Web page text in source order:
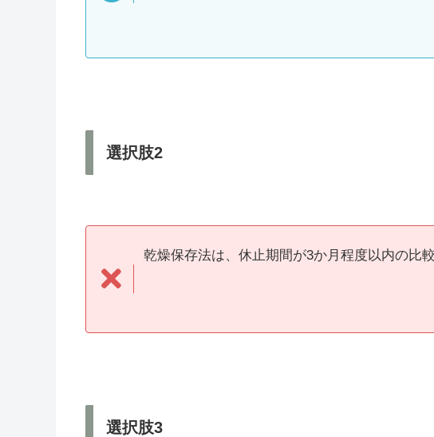
選択肢2
乾燥保存法は、休止期間が3か月程度以内の比
選択肢3